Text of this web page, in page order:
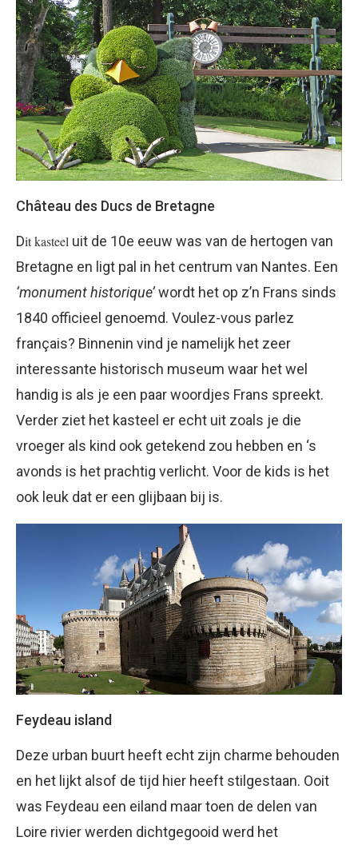
Château des Ducs de Bretagne
Dit kasteel uit de 10e eeuw was van de hertogen van
Bretagne en ligt pal in het centrum van Nantes. Een
‘monument historique’wordt het op z’n Frans sinds
1840 officieel genoemd. Voulez-vous parlez
français? Binnenin vind je namelijk het zeer
interessante historisch museum waar het wel
handig is als je een paar woordjes Frans spreekt.
Verder ziet het kasteel er echt uit zoals je die
vroeger als kind ook getekend zou hebben en ‘s
avonds is het prachtig verlicht. Voor de kids is het
ook leuk dat er een glijbaan bij is.
Feydeau island
Deze urban buurt heeft echt zijn charme behouden
en het lijkt alsof de tijd hier heeft stilgestaan. Ooit
was Feydeau een eiland maar toen de delen van
Loire rivier werden dichtgegooid werd het